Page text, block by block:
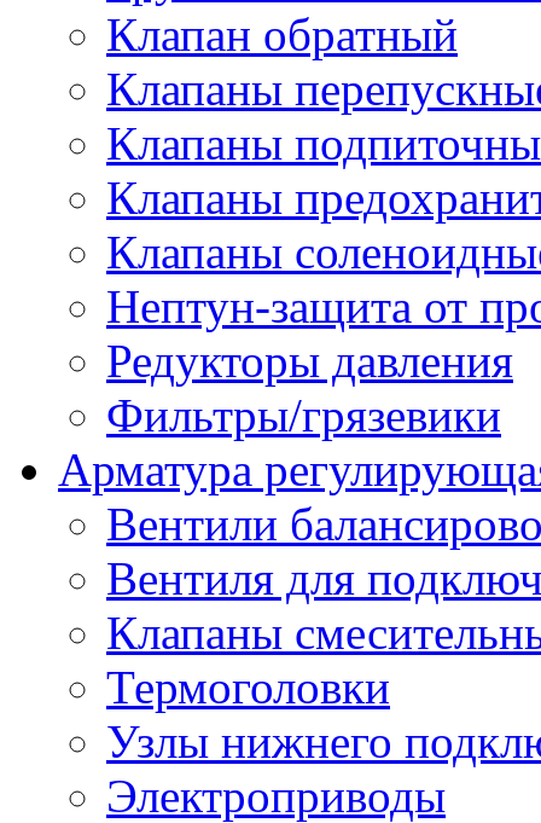
Клапан обратный
Клапаны
Клапаны
Клапаны
Клапаны
Нептун-защита от
Редукторы давления
Фильтры/грязевики
Арматура
Вентили
Вентиля для
Клапаны
Термоголовки
Узлы нижнего
Электроприводы